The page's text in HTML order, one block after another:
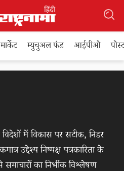
म्युचुअल फंड आईपीओ
में विकास पर सटीक, निडर
उद्देश्य निष्पक्ष पत्रकारिता के
का निर्भीक विश्लेषण